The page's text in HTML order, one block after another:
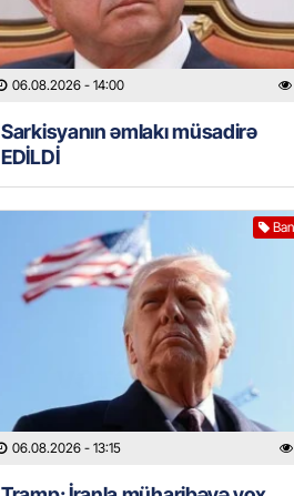
06.08.2026 - 14:00
Sarkisyanın əmlakı müsadirə
EDİLDİ
06.08.2026 - 13:15